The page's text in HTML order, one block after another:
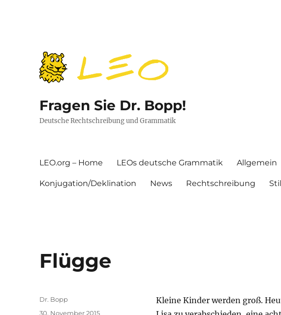
Fragen Sie Dr. Bopp!
Deutsche Rechtschreibung und Grammatik
LEO.org – Home LEOs deutsche Grammatik Allgemein
Konjugation/Deklination News Rechtschreibung
Flügge
Kleine Kinder werden groß.
Autor
Dr. Bopp
Veröffentlicht
30. November 2015